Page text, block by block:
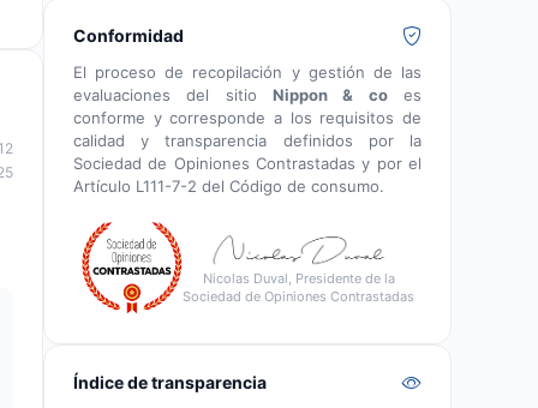
Conformidad
El proceso de recopilación y gestión de las
evaluaciones del sitio Nippon & coes
conforme y corresponde a los requisitos de
calidad y transparencia definidos por la
Sociedad de Opiniones Contrastadas y por el
Artículo L111-7-2 del Código de consumo.
Nicolas Duval, Presidente de la
Sociedad de Opiniones Contrastadas
Índice de transparencia